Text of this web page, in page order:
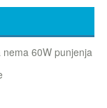
60W punjenja